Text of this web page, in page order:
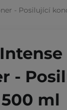
kondicionér
-
ml